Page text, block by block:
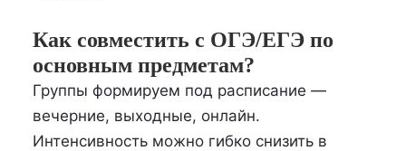
Как совместить с ОГЭ/ЕГЭ по
основным предметам?
Группы формируем под расписание —
вечерние, выходные, онлайн.
Интенсивность можно гибко снизить в